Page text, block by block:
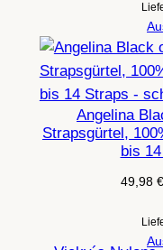
Angelina
Strapsgürtel,
bis
49,98 €